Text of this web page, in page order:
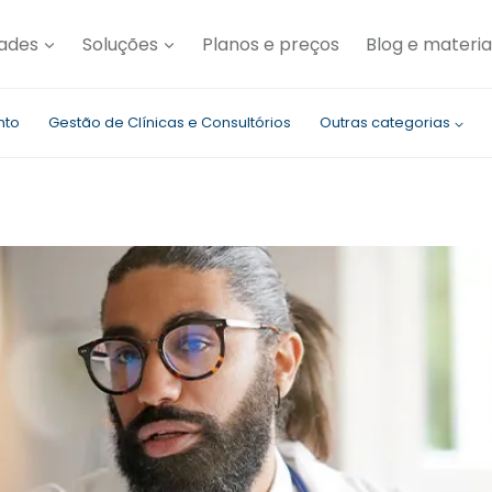
Soluções Planos e preços Blog e
Gestão de Clínicas e Consultórios Outras categorias